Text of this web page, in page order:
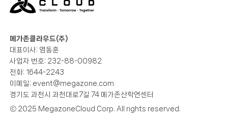
메가존클라우드(주)
대표이사: 염동훈
사업자 번호: 232-88-00982
전화: 1644-2243
이메일: event@megazone.com
경기도 과천시 과천대로7길 74 메가존산학연센터
ⓒ 2025 MegazoneCloud Corp. All rights reserved.